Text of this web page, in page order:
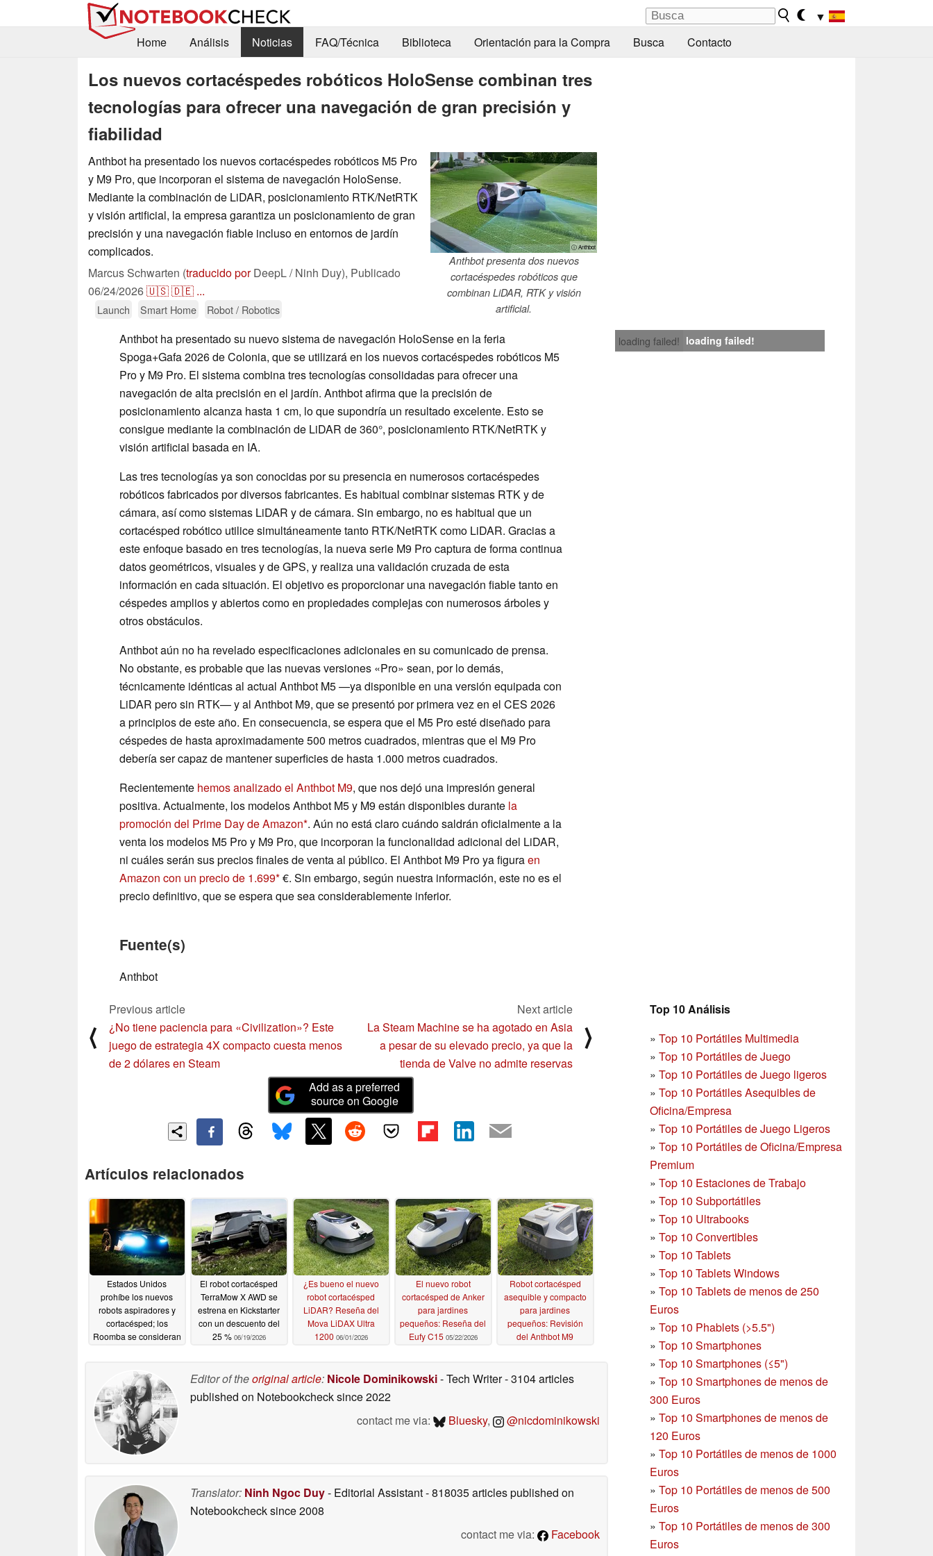
▼
Home
Análisis Noticias FAQ/Técnica Biblioteca Orientación para la Compra Busca Contacto
Los nuevos cortacéspedes robóticos HoloSense combinan tres
tecnologías para ofrecer una navegación de gran precisión y
fiabilidad
ⓘ Anthbot
Anthbot presenta dos nuevos
cortacéspedes robóticos que
combinan LiDAR, RTK y visión
artificial.
Anthbot ha presentado los nuevos cortacéspedes robóticos M5 Pro
y M9 Pro, que incorporan el sistema de navegación HoloSense.
Mediante la combinación de LiDAR, posicionamiento RTK/NetRTK
y visión artificial, la empresa garantiza un posicionamiento de gran
precisión y una navegación fiable incluso en entornos de jardín
complicados.
Marcus Schwarten (traducido porDeepL / Ninh Duy), Publicado
06/24/2026🇺🇸🇩🇪 ...
Launch Smart Home Robot / Robotics
loading failed! loading failed!
Anthbot ha presentado su nuevo sistema de navegación HoloSense en la feria
Spoga+Gafa 2026 de Colonia, que se utilizará en los nuevos cortacéspedes robóticos M5
Pro y M9 Pro. El sistema combina tres tecnologías consolidadas para ofrecer una
navegación de alta precisión en el jardín. Anthbot afirma que la precisión de
posicionamiento alcanza hasta 1 cm, lo que supondría un resultado excelente. Esto se
consigue mediante la combinación de LiDAR de 360°, posicionamiento RTK/NetRTK y
visión artificial basada en IA.
Las tres tecnologías ya son conocidas por su presencia en numerosos cortacéspedes
robóticos fabricados por diversos fabricantes. Es habitual combinar sistemas RTK y de
cámara, así como sistemas LiDAR y de cámara. Sin embargo, no es habitual que un
cortacésped robótico utilice simultáneamente tanto RTK/NetRTK como LiDAR. Gracias a
este enfoque basado en tres tecnologías, la nueva serie M9 Pro captura de forma continua
datos geométricos, visuales y de GPS, y realiza una validación cruzada de esta
información en cada situación. El objetivo es proporcionar una navegación fiable tanto en
céspedes amplios y abiertos como en propiedades complejas con numerosos árboles y
otros obstáculos.
Anthbot aún no ha revelado especificaciones adicionales en su comunicado de prensa.
No obstante, es probable que las nuevas versiones «Pro» sean, por lo demás,
técnicamente idénticas al actual Anthbot M5 —ya disponible en una versión equipada con
LiDAR pero sin RTK— y al Anthbot M9, que se presentó por primera vez en el CES 2026
a principios de este año. En consecuencia, se espera que el M5 Pro esté diseñado para
céspedes de hasta aproximadamente 500 metros cuadrados, mientras que el M9 Pro
debería ser capaz de mantener superficies de hasta 1.000 metros cuadrados.
Recientemente hemos analizado el Anthbot M9, que nos dejó una impresión general
positiva. Actualmente, los modelos Anthbot M5 y M9 están disponibles durante la
promoción del Prime Day de Amazon . Aún no está claro cuándo saldrán oficialmente a la
venta los modelos M5 Pro y M9 Pro, que incorporan la funcionalidad adicional del LiDAR,
ni cuáles serán sus precios finales de venta al público. El Anthbot M9 Pro ya figuraen
Amazon con un precio de 1.699 €. Sin embargo, según nuestra información, este no es el
precio definitivo, que se espera que sea considerablemente inferior.
Fuente(s)
Anthbot
Top 10 Análisis
» Top 10 Portátiles Multimedia
» Top 10 Portátiles de Juego
» Top 10 Portátiles de Juego ligeros
» Top 10 Portátiles Asequibles de
Oficina/Empresa
» Top 10 Portátiles de Juego Ligeros
» Top 10 Portátiles de Oficina/Empresa
Premium
» Top 10 Estaciones de Trabajo
» Top 10 Subportátiles
» Top 10 Ultrabooks
» Top 10 Convertibles
» Top 10 Tablets
» Top 10 Tablets Windows
» Top 10 Tablets de menos de 250
Euros
» Top 10 Phablets (>5.5")
» Top 10 Smartphones
» Top 10 Smartphones (≤5")
» Top 10 Smartphones de menos de
300 Euros
» Top 10 Smartphonesde menos de
120 Euros
» Top 10 Portátiles de menos de 1000
Euros
» Top 10 Portátiles de menos de 500
Euros
» Top 10 Portátiles de menos de 300
Euros
⟨
Previous article
¿No tiene paciencia para «Civilization»? Este
juego de estrategia 4X compacto cuesta menos
de 2 dólares en Steam
Next article
La Steam Machine se ha agotado en Asia
a pesar de su elevado precio, ya que la
tienda de Valve no admite reservas
⟩
Add as a preferred
source on Google
Artículos relacionados
Estados Unidos
prohíbe los nuevos
robots aspiradores y
cortacésped; los
Roomba se consideran
nacional07/30/2026
El robot cortacésped
TerraMow X AWD se
estrena en Kickstarter
con un descuento del
25 % 06/19/2026
¿Es bueno el nuevo
robot cortacésped
LiDAR? Reseña del
Mova LiDAX Ultra
1200 06/01/2026
El nuevo robot
cortacésped de Anker
para jardines
pequeños: Reseña del
Eufy C15 05/22/2026
Robot cortacésped
asequible y compacto
para jardines
pequeños: Revisión
del Anthbot M9
Editor of theoriginal article: Nicole Dominikowski- Tech Writer- 3104 articles
published on Notebookchecksince 2022
contact me via:
Bluesky, @nicdominikowski
Translator: Ninh Ngoc Duy- Editorial Assistant- 818035 articles published on
Notebookchecksince 2008
contact me via:
Facebook